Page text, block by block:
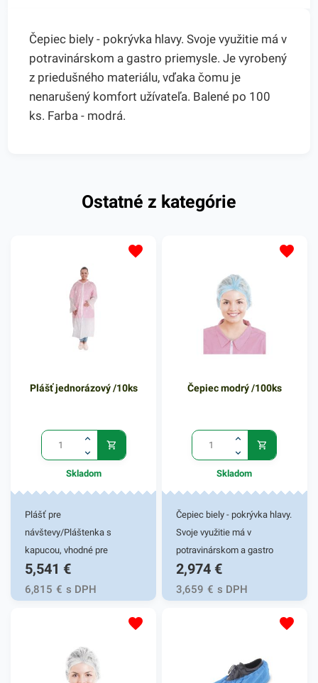
Čepiec biely - pokrývka hlavy. Svoje využitie má v
potravinárskom a gastro priemysle. Je vyrobený
z priedušného materiálu, vďaka čomu je
nenarušený komfort užívateľa. Balené po 100
ks. Farba - modrá.
Ostatné z kategórie
Plášť jednorázový /10ks
Skladom
Plášť pre
návštevy/Pláštenka s
kapucou, vhodné pre
nemocnice. Pohodlné a
hygienické zabezpečujú
praktickosť v každej situácii.
5,541 €
6,815 € s DPH
Čepiec modrý /100ks
Skladom
Čepiec biely - pokrývka hlavy.
Svoje využitie má v
potravinárskom a gastro
priemysle. Je vyrobený z
priedušného materiálu,
vďaka čomu je nenarušený
komfort užívateľa. Balené po
2,974 €
3,659 € s DPH